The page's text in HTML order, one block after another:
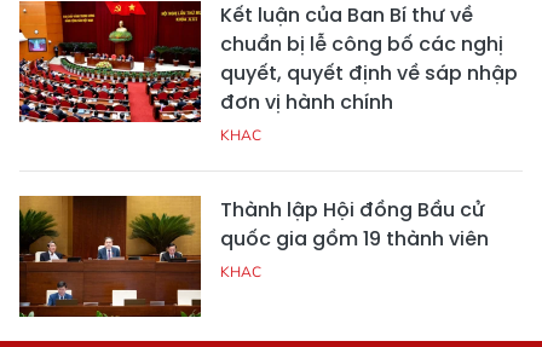
Kết luận của Ban Bí thư về
chuẩn bị lễ công bố các nghị
quyết, quyết định về sáp nhập
đơn vị hành chính
KHAC
Thành lập Hội đồng Bầu cử
quốc gia gồm 19 thành viên
KHAC